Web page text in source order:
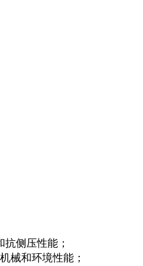
侧压性能；
械和环境性能；